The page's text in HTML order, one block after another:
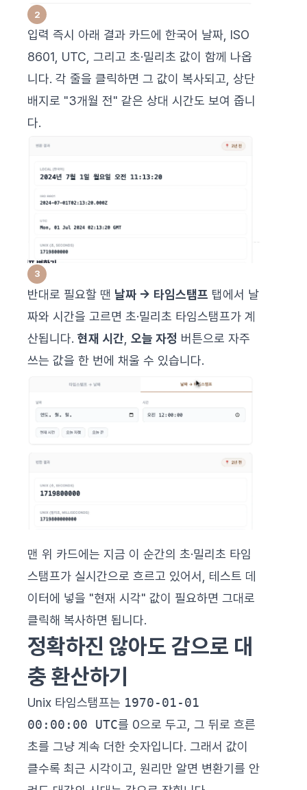
입력 즉시 아래 결과 카드에 한국어 날짜, ISO
8601, UTC, 그리고 초·밀리초 값이 함께 나옵
니다. 각 줄을 클릭하면 그 값이 복사되고, 상단
배지로 "3개월 전" 같은 상대 시간도 보여 줍니
다.
반대로 필요할 땐 날짜 → 타임스탬프 탭에서 날
짜와 시간을 고르면 초·밀리초 타임스탬프가 계
산됩니다. 현재 시간 오늘 자정 버튼으로 자주
쓰는 값을 한 번에 채울 수 있습니다.
맨 위 카드에는 지금 이 순간의 초·밀리초 타임
스탬프가 실시간으로 흐르고 있어서, 테스트 데
이터에 넣을 "현재 시각" 값이 필요하면 그대로
클릭해 복사하면 됩니다.
정확하진 않아도 감으로 대
충 환산하기
Unix 타임스탬프는 1970-01-01
00:00:00 UTC를 0으로 두고, 그 뒤로 흐른
초를 그냥 계속 더한 숫자입니다. 그래서 값이
클수록 최근 시각이고, 원리만 알면 변환기를 안